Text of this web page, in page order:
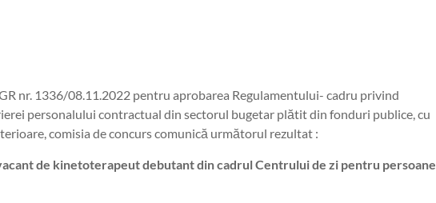
1336/08.11.2022 pentru aprobarea Regulamentului- cadru privind
personalului contractual din sectorul bugetar plătit din fonduri publice, cu
comisia de concurs comunică următorul rezultat :
de kinetoterapeut debutant din cadrul Centrului de zi pentru persoane